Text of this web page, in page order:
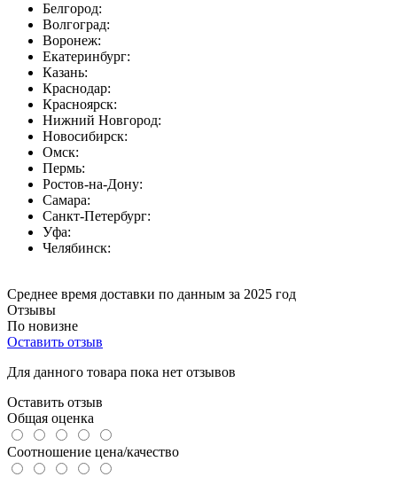
Белгород:
Волгоград:
Воронеж:
Екатеринбург:
Казань:
Краснодар:
Красноярск:
Нижний Новгород:
Новосибирск:
Омск:
Пермь:
Ростов-на-Дону:
Самара:
Санкт-Петербург:
Уфа:
Челябинск:
Среднее время доставки по данным за 2025 год
Отзывы
По новизне
Оставить отзыв
Для данного товара пока нет отзывов
Оставить отзыв
Общая оценка
Соотношение цена/качество